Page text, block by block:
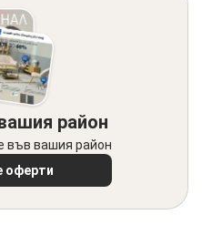
район
във вашия район
оферти